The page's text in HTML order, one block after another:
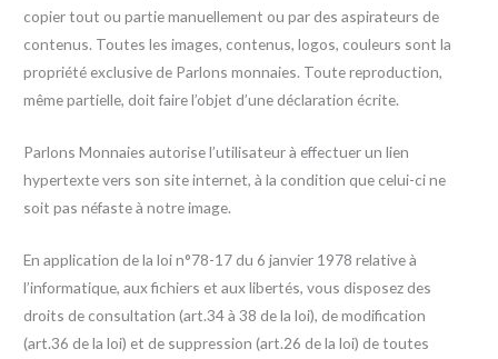
copier tout ou partie manuellement ou par des aspirateurs de
contenus. Toutes les images, contenus, logos, couleurs sont la
propriété exclusive de Parlons monnaies. Toute reproduction,
même partielle, doit faire l’objet d’une déclaration écrite.
Parlons Monnaies autorise l’utilisateur à effectuer un lien
hypertexte vers son site internet, à la condition que celui-ci ne
soit pas néfaste à notre image.
En application de la loi n°78-17 du 6 janvier 1978 relative à
l’informatique, aux fichiers et aux libertés, vous disposez des
droits de consultation (art.34 à 38 de la loi), de modification
(art.36 de la loi) et de suppression (art.26 de la loi) de toutes